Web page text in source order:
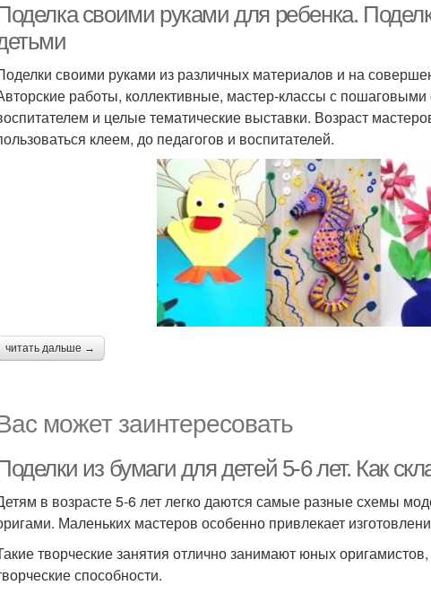
своими руками для ребенка.
своими руками из различных материалов и на
работы, коллективные, мастер-классы с
и целые тематические выставки. Возраст
клеем, до педагогов и воспитателей.
читать дальше →
может заинтересовать
из бумаги для детей 5-6 лет. Как
в возрасте 5-6 лет легко даются самые разные схемы
Маленьких мастеров особенно привлекает
творческие занятия отлично занимают юных
способности.